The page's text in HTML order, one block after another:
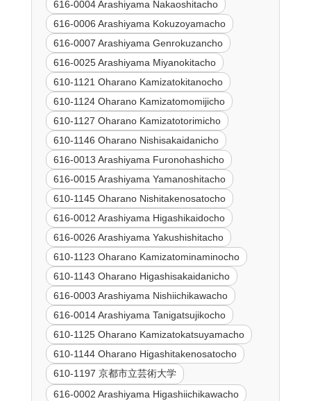
616-0004 Arashiyama Nakaoshitacho
616-0006 Arashiyama Kokuzoyamacho
616-0007 Arashiyama Genrokuzancho
616-0025 Arashiyama Miyanokitacho
610-1121 Oharano Kamizatokitanocho
610-1124 Oharano Kamizatomomijicho
610-1127 Oharano Kamizatotorimicho
610-1146 Oharano Nishisakaidanicho
616-0013 Arashiyama Furonohashicho
616-0015 Arashiyama Yamanoshitacho
610-1145 Oharano Nishitakenosatocho
616-0012 Arashiyama Higashikaidocho
616-0026 Arashiyama Yakushishitacho
610-1123 Oharano Kamizatominaminocho
610-1143 Oharano Higashisakaidanicho
616-0003 Arashiyama Nishiichikawacho
616-0014 Arashiyama Tanigatsujikocho
610-1125 Oharano Kamizatokatsuyamacho
610-1144 Oharano Higashitakenosatocho
610-1197 京都市立芸術大学
616-0002 Arashiyama Higashiichikawacho